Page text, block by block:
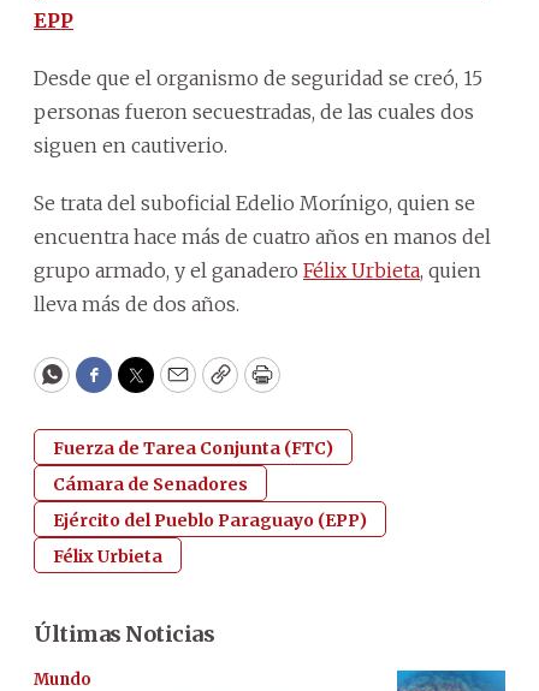
EPP
Desde que el organismo de seguridad se creó, 15
personas fueron secuestradas, de las cuales dos
siguen en cautiverio.
Se trata del suboficial Edelio Morínigo, quien se
encuentra hace más de cuatro años en manos del
grupo armado, y el ganadero Félix Urbieta, quien
lleva más de dos años.
WhatsApp
Facebook
Twitter
EmailCopyPrint
Fuerza de Tarea Conjunta (FTC)
Cámara de Senadores
Ejército del Pueblo Paraguayo (EPP)
Félix Urbieta
Últimas Noticias
Mundo